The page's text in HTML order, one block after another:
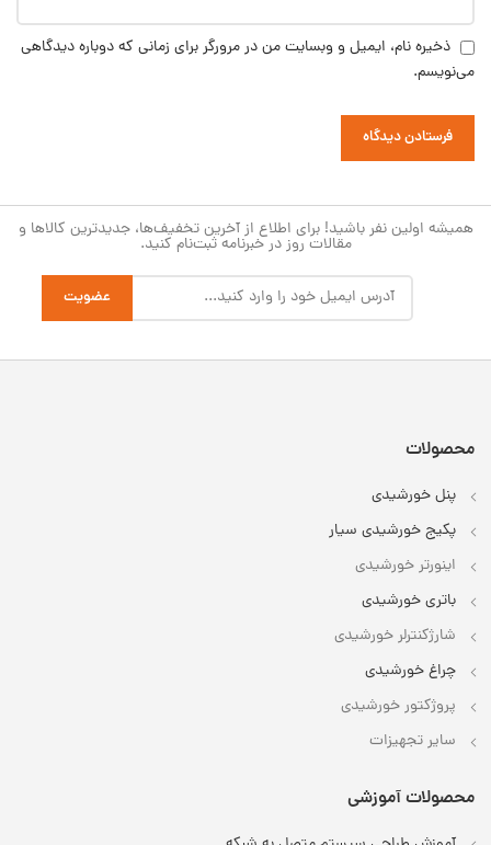
ذخیره نام، ایمیل و وبسایت من در مرورگر برای زمانی که دوباره دیدگاهی
می‌نویسم.
همیشه اولین نفر باشید! برای اطلاع از آخرین تخفیف‌ها، جدیدترین کالاها و
مقالات روز در خبرنامه ثبت‌نام کنید.
محصولات
پنل خورشیدی
پکیج خورشیدی سیار
اینورتر خورشیدی
باتری خورشیدی
شارژکنترلر خورشیدی
چراغ خورشیدی
پروژکتور خورشیدی
سایر تجهیزات
محصولات آموزشی